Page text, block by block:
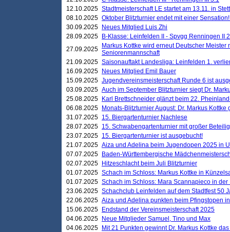
12.10.2025 Stadtmeisterschaft LE startet am 13.11. in
08.10.2025 Oktober Blitzturnier endet mit einer
30.09.2025
Neues Mitglied Luis Zhi
28.09.2025
B-Klasse: Leinfelden II - Spvgg Renningen II
27.09.2025
Markus Kottke wird erneut Deutscher Meister
Seniorenmannschaft
21.09.2025 Saisonauftakt Landesliga: Leinfelden 1.
16.09.2025
Neues Mitglied Emil Bauer
15.09.2025 Jugendvereinsmeisterschaft Runde 6 ist
03.09.2025 Auch im September Blitzturnier siegt Dr.
25.08.2025
Karl Brettschneider glänzt beim 22.
06.08.2025
Monats-Blitzturnier August: Dr. Markus Kottke
31.07.2025 15. Biergartenturnier Nachlese
28.07.2025 15. Schwabengartenturnier mit großer
23.07.2025 15. Biergartenturnier ist ausgebucht!
21.07.2025 Aiza und Adelina beim Jugendopen 2025 in
07.07.2025
Baden-Württembergische
02.07.2025
Hitzeschlacht beim Juli Blitzturnier
01.07.2025 Schach im Schloss: Markus Kottke in
01.07.2025 Schach im Schloss: Mara Scannapieco in der
23.06.2025 Schachclub Leinfelden auf dem Stadtfest 50
22.06.2025 Aiza und Adelina punkten beim Pfingstopen
15.06.2025
Endstand der Vereinsmeisterschaft 2025
04.06.2025
Neue Mitglieder Samuel, Tino und Max
04.06.2025
Mit 21 Punkten gewinnt Dr. Markus Kottke